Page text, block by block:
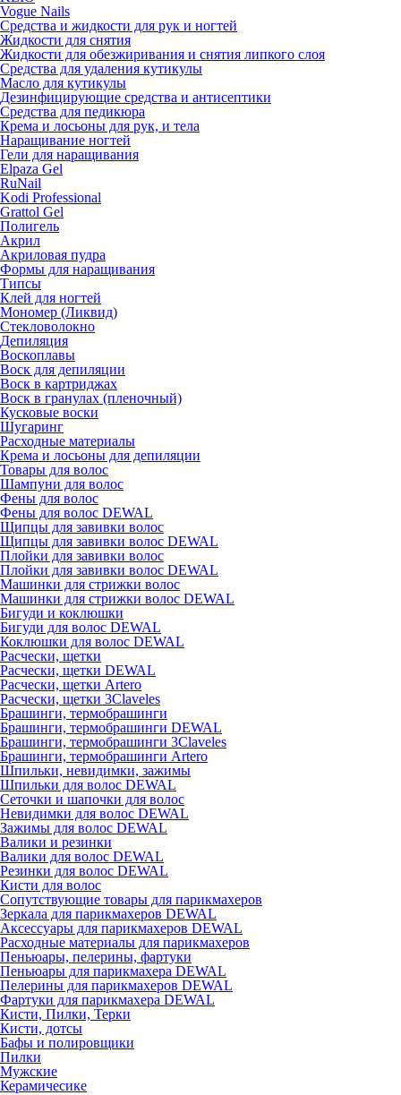
Vogue Nails
Средства и жидкости для рук и ногтей
Жидкости для снятия
Жидкости для обезжиривания и снятия липкого слоя
Средства для удаления кутикулы
Масло для кутикулы
Дезинфицирующие средства и антисептики
Средства для педикюра
Крема и лосьоны для рук, и тела
Наращивание ногтей
Гели для наращивания
Elpaza Gel
RuNail
Kodi Professional
Grattol Gel
Полигель
Акрил
Акриловая пудра
Формы для наращивания
Типсы
Клей для ногтей
Мономер (Ликвид)
Стекловолокно
Депиляция
Воскоплавы
Воск для депиляции
Воск в картриджах
Воск в гранулах (пленочный)
Кусковые воски
Шугаринг
Расходные материалы
Крема и лосьоны для депиляции
Товары для волос
Шампуни для волос
Фены для волос
Фены для волос DEWAL
Щипцы для завивки волос
Щипцы для завивки волос DEWAL
Плойки для завивки волос
Плойки для завивки волос DEWAL
Машинки для стрижки волос
Машинки для стрижки волос DEWAL
Бигуди и коклюшки
Бигуди для волос DEWAL
Коклюшки для волос DEWAL
Расчески, щетки
Расчески, щетки DEWAL
Расчески, щетки Artero
Расчески, щетки 3Claveles
Брашинги, термобрашинги
Брашинги, термобрашинги DEWAL
Брашинги, термобрашинги 3Claveles
Брашинги, термобрашинги Artero
Шпильки, невидимки, зажимы
Шпильки для волос DEWAL
Сеточки и шапочки для волос
Невидимки для волос DEWAL
Зажимы для волос DEWAL
Валики и резинки
Валики для волос DEWAL
Резинки для волос DEWAL
Кисти для волос
Сопутствующие товары для парикмахеров
Зеркала для парикмахеров DEWAL
Аксессуары для парикмахеров DEWAL
Расходные материалы для парикмахеров
Пеньюары, пелерины, фартуки
Пеньюары для парикмахера DEWAL
Пелерины для парикмахеров DEWAL
Фартуки для парикмахера DEWAL
Кисти, Пилки, Терки
Кисти, дотсы
Бафы и полировщики
Пилки
Мужские
Керамичесике